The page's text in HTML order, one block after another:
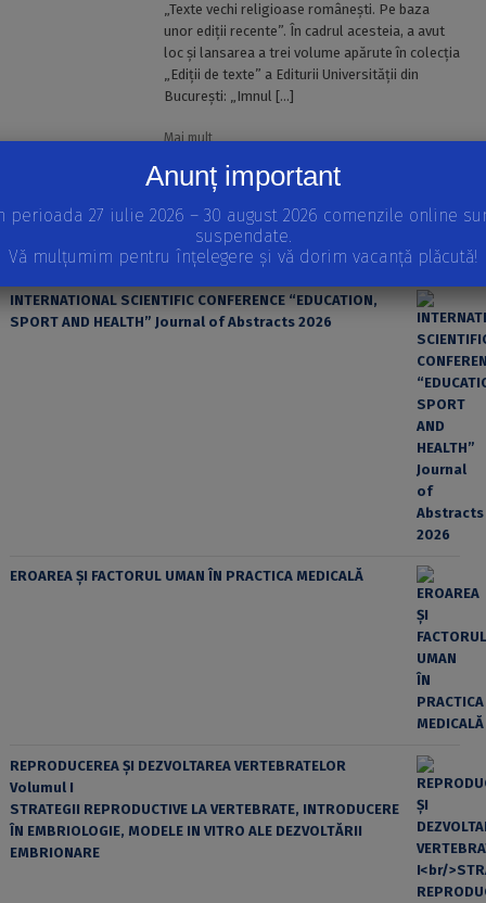
„Texte vechi religioase românești. Pe baza
unor ediții recente”. În cadrul acesteia, a avut
loc și lansarea a trei volume apărute în colecția
„Ediții de texte” a Editurii Universității din
București: „Imnul […]
Mai mult
Pagina 1 din 6
1 2 3 4 5 ... »
APARIȚII RECENTE
INTERNATIONAL SCIENTIFIC CONFERENCE “EDUCATION,
SPORT AND HEALTH” Journal of Abstracts 2026
EROAREA ȘI FACTORUL UMAN ÎN PRACTICA MEDICALĂ
REPRODUCEREA ȘI DEZVOLTAREA VERTEBRATELOR
Volumul I
STRATEGII REPRODUCTIVE LA VERTEBRATE, INTRODUCERE
ÎN EMBRIOLOGIE, MODELE IN VITRO ALE DEZVOLTĂRII
EMBRIONARE
Anunț important
perioada 27 iulie 2026 – 30 august 2026 comenzile online
suspendate.
Vă mulțumim pentru înțelegere și vă dorim vacanță plăcută!